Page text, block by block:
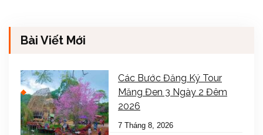
Bài Viết Mới
Các Bước Đăng Ký Tour
Măng Đen 3 Ngày 2 Đêm
2026
7 Tháng 8, 2026